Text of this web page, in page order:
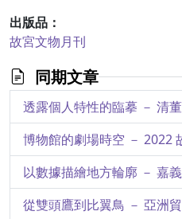
出版品：
故宮文物月刊
同期文章
透露個人特性的臨摹 － 清
博物館的劇場時空 － 2022
以數據描繪地方輪廓 － 嘉